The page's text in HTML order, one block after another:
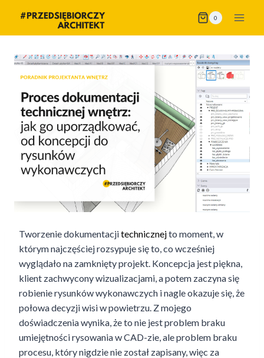
treści
0
Tworzenie dokumentacjitechnicznejto moment, w
którym najczęściej rozsypuje się to, co wcześniej
wyglądało na zamknięty projekt. Koncepcja jest piękna,
klient zachwycony wizualizacjami, a potem zaczyna się
robienie rysunków wykonawczych i nagle okazuje się, że
połowa decyzji wisi w powietrzu. Z mojego
doświadczenia wynika, że to nie jest problem braku
umiejętności rysowania w CAD-zie, ale problem braku
procesu, który nigdzie nie został zapisany, więc za